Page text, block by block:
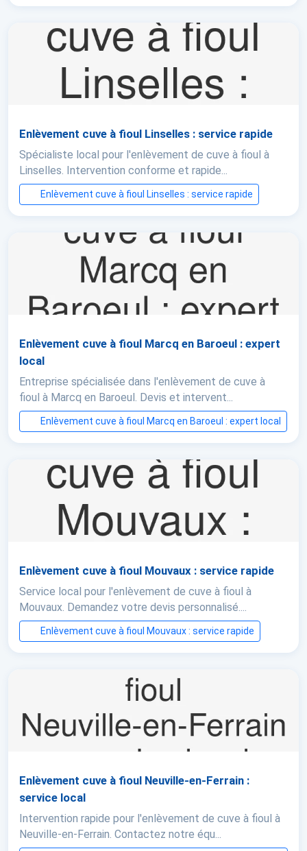
Enlèvement cuve à fioul Linselles : service rapide
Spécialiste local pour l'enlèvement de cuve à fioul à
Linselles. Intervention conforme et rapide...
Enlèvement cuve à fioul Linselles : service rapide
Enlèvement cuve à fioul Marcq en Baroeul : expert
local
Entreprise spécialisée dans l'enlèvement de cuve à
fioul à Marcq en Baroeul. Devis et intervent...
Enlèvement cuve à fioul Marcq en Baroeul : expert local
Enlèvement cuve à fioul Mouvaux : service rapide
Service local pour l'enlèvement de cuve à fioul à
Mouvaux. Demandez votre devis personnalisé....
Enlèvement cuve à fioul Mouvaux : service rapide
Enlèvement cuve à fioul Neuville-en-Ferrain :
service local
Intervention rapide pour l'enlèvement de cuve à fioul à
Neuville-en-Ferrain. Contactez notre équ...